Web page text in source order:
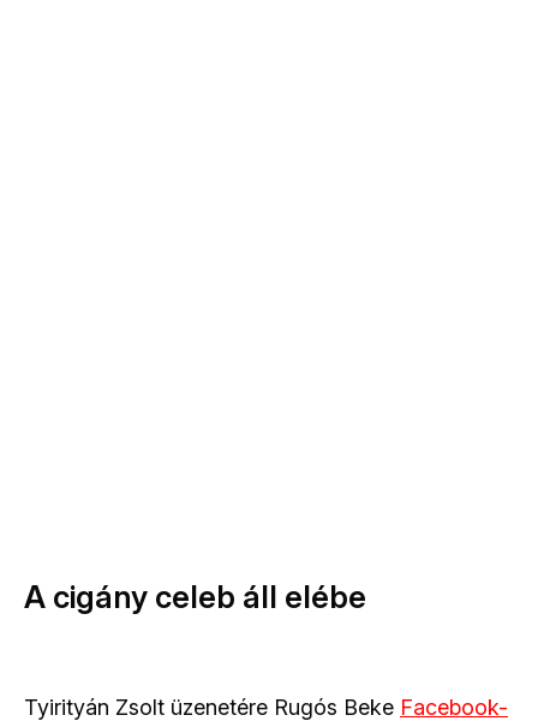
A cigány celeb áll elébe
Tyirityán Zsolt üzenetére Rugós Beke Facebook-